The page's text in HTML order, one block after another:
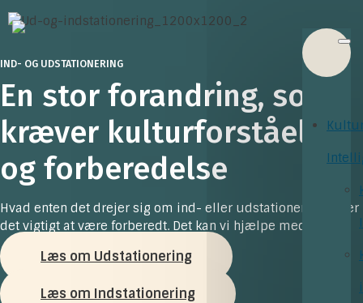
IND- OG UDSTATIONERING
En stor forandring, som
kræver kulturforståelse
og forberedelse
Hvad enten det drejer sig om ind- eller udstationering, så er
det vigtigt at være forberedt. Det kan vi hjælpe med.
Læs om Udstationering
Læs om Indstationering